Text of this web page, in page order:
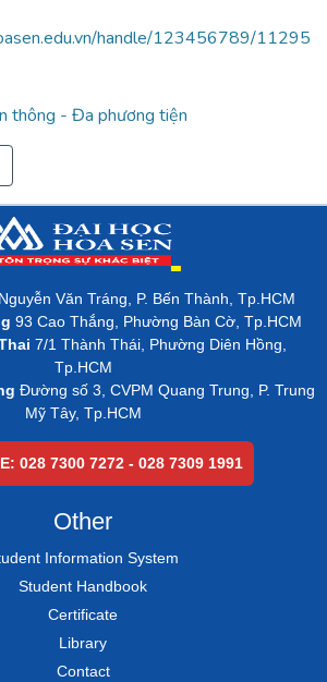
handle/123456789/11295
thông - Đa phương tiện
Văn Tráng, P. Bến Thành, Tp.HCM
93 Cao Thắng, Phường Bàn Cờ, Tp.HCM
7/1 Thành Thái, Phường Diên Hồng,
Tp.HCM
Đường số 3, CVPM Quang Trung, P. Trung
Mỹ Tây, Tp.HCM
028 7300 7272 - 028 7309 1991
Other
Information System
Student Handbook
Certificate
Library
Contact